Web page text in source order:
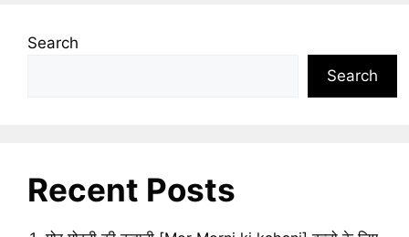
Search
Search
Recent Posts